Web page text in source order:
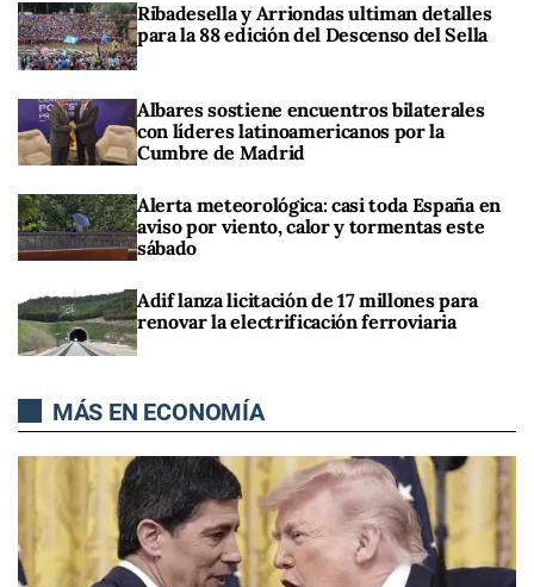
Ribadesella y Arriondas ultiman detalles
para la 88 edición del Descenso del Sella
Albares sostiene encuentros bilaterales
con líderes latinoamericanos por la
Cumbre de Madrid
Alerta meteorológica: casi toda España en
aviso por viento, calor y tormentas este
sábado
Adif lanza licitación de 17 millones para
renovar la electrificación ferroviaria
MÁS EN ECONOMÍA